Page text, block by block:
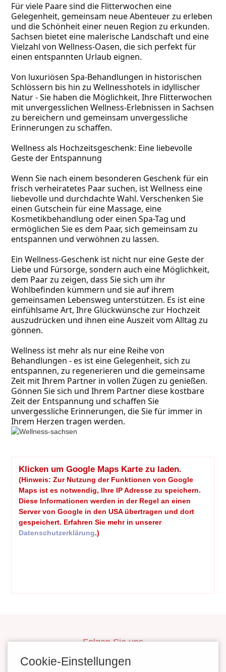
Für viele Paare sind die Flitterwochen eine
Gelegenheit, gemeinsam neue Abenteuer zu erleben
und die Schönheit einer neuen Region zu erkunden.
Sachsen bietet eine malerische Landschaft und eine
Vielzahl von Wellness-Oasen, die sich perfekt für
einen entspannten Urlaub eignen.
Von luxuriösen Spa-Behandlungen in historischen
Schlössern bis hin zu Wellnesshotels in idyllischer
Natur - Sie haben die Möglichkeit, Ihre Flitterwochen
mit unvergesslichen Wellness-Erlebnissen in Sachsen
zu bereichern und gemeinsam unvergessliche
Erinnerungen zu schaffen.
Wellness als Hochzeitsgeschenk: Eine liebevolle
Geste der Entspannung
Wenn Sie nach einem besonderen Geschenk für ein
frisch verheiratetes Paar suchen, ist Wellness eine
liebevolle und durchdachte Wahl. Verschenken Sie
einen Gutschein für eine Massage, eine
Kosmetikbehandlung oder einen Spa-Tag und
ermöglichen Sie es dem Paar, sich gemeinsam zu
entspannen und verwöhnen zu lassen.
Ein Wellness-Geschenk ist nicht nur eine Geste der
Liebe und Fürsorge, sondern auch eine Möglichkeit,
dem Paar zu zeigen, dass Sie sich um ihr
Wohlbefinden kümmern und sie auf ihrem
gemeinsamen Lebensweg unterstützen. Es ist eine
einfühlsame Art, Ihre Glückwünsche zur Hochzeit
auszudrücken und ihnen eine Auszeit vom Alltag zu
gönnen.
Wellness ist mehr als nur eine Reihe von
Behandlungen - es ist eine Gelegenheit, sich zu
entspannen, zu regenerieren und die gemeinsame
Zeit mit Ihrem Partner in vollen Zügen zu genießen.
Gönnen Sie sich und Ihrem Partner diese kostbare
Zeit der Entspannung und schaffen Sie
unvergessliche Erinnerungen, die Sie für immer in
Ihrem Herzen tragen werden.
Klicken um Google Maps Karte zu laden.
(Hinweis: Zur Nutzung der Funktionen von Google
Maps ist es notwendig, Ihre IP Adresse zu speichern.
Diese Informationen werden in der Regel an einen
Server von Google in den USA übertragen und dort
gespeichert. Erfahren Sie mehr in unserer
Datenschutzerklärung.)
Folgen Sie uns
inBerlinHeiraten
Cookie-Einstellungen